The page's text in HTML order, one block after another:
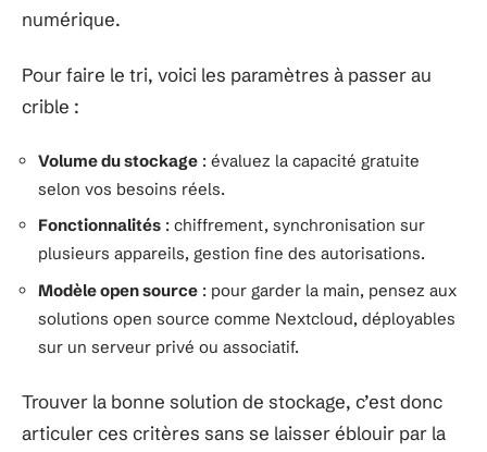
numérique.
Pour faire le tri, voici les paramètres à passer au
crible :
Volume du stockage : évaluez la capacité gratuite
selon vos besoins réels.
Fonctionnalités : chiffrement, synchronisation sur
plusieurs appareils, gestion fine des autorisations.
Modèle open source : pour garder la main, pensez aux
solutions open source comme Nextcloud, déployables
sur un serveur privé ou associatif.
Trouver la bonne solution de stockage, c’est donc
articuler ces critères sans se laisser éblouir par la